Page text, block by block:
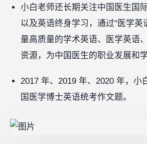
小白老师还长期关注中国医生国
以及英语终身学习，通过“医学英
量高质量的学术英语、医学英语
资源，为中国医生的职业发展和
2017 年、2019 年、2020 年，小
国医学博士英语统考作文题。